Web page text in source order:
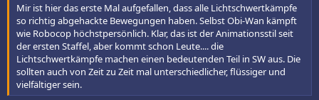
Mir ist hier das erste Mal aufgefallen, dass alle Lichtschwertkämpfe
so richtig abgehackte Bewegungen haben. Selbst Obi-Wan kämpft
wie Robocop höchstpersönlich. Klar, das ist der Animationsstil seit
der ersten Staffel, aber kommt schon Leute.... die
Lichtschwertkämpfe machen einen bedeutenden Teil in SW aus. Die
sollten auch von Zeit zu Zeit mal unterschiedlicher, flüssiger und
vielfältiger sein.